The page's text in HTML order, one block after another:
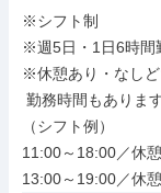
※シフト制
※週5日・1日6時間
※休憩あり・なし
（シフト例）
11:00～18:00／休
13:00～19:00／休